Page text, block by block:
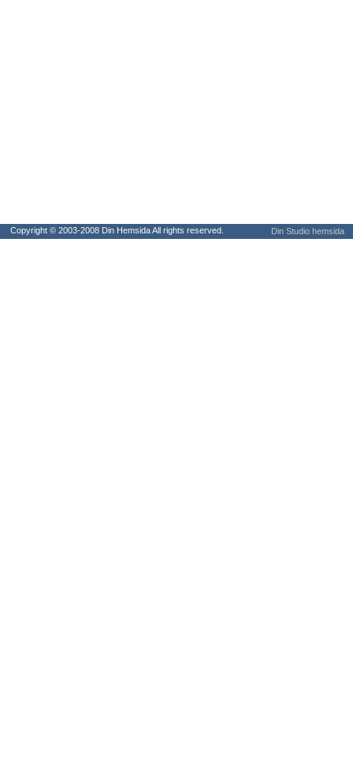
Copyright © 2003-2008 Din Hemsida All rights reserved. Din Studio hemsida